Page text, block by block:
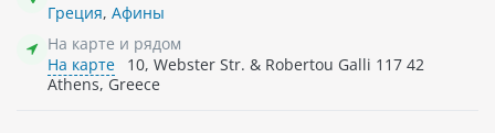
Греция, Афины
На карте и рядом
На карте
10, Webster Str. & Robertou Galli 117 42
Athens, Greece